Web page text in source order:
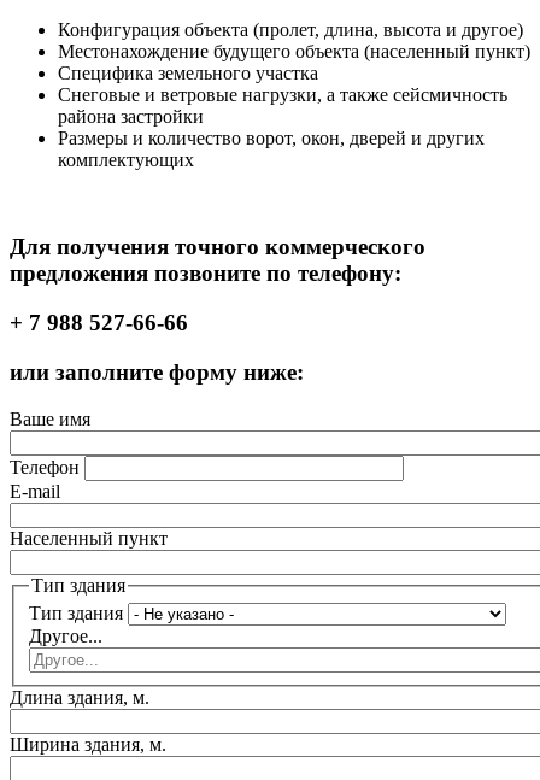
Конфигурация объекта (пролет, длина, высота и другое)
Местонахождение будущего объекта (населенный пункт)
Специфика земельного участка
Снеговые и ветровые нагрузки, а также сейсмичность
района застройки
Размеры и количество ворот, окон, дверей и других
комплектующих
Для получения точного коммерческого
предложения позвоните по телефону:
+ 7 988 527-66-66
или заполните форму ниже:
Ваше имя
Телефон
E-mail
Населенный пункт
Тип здания
Тип здания
Другое...
Длина здания, м.
Ширина здания, м.